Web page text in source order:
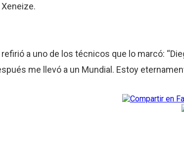
a uno de los técnicos que lo marcó:
me llevó a un Mundial. Estoy